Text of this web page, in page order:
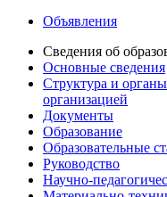
Объявления
Сведения об
Основные сведения
Структура и
организацией
Документы
Образование
Образовательные
Руководство
Научно-